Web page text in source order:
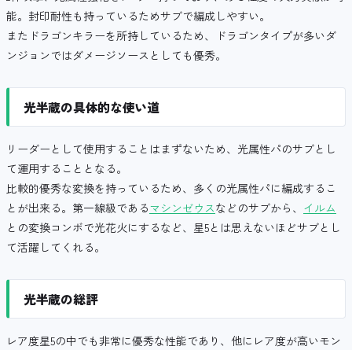
能。封印耐性も持っているためサブで編成しやすい。
またドラゴンキラーを所持しているため、ドラゴンタイプが多いダ
ンジョンではダメージソースとしても優秀。
光半蔵の具体的な使い道
リーダーとして使用することはまずないため、光属性パのサブとし
て運用することとなる。
比較的優秀な変換を持っているため、多くの光属性パに編成するこ
とが出来る。第一線級であるマシンゼウスなどのサブから、 イルム
との変換コンボで光花火にするなど、星5とは思えないほどサブとし
て活躍してくれる。
光半蔵の総評
レア度星5の中でも非常に優秀な性能であり、他にレア度が高いモン